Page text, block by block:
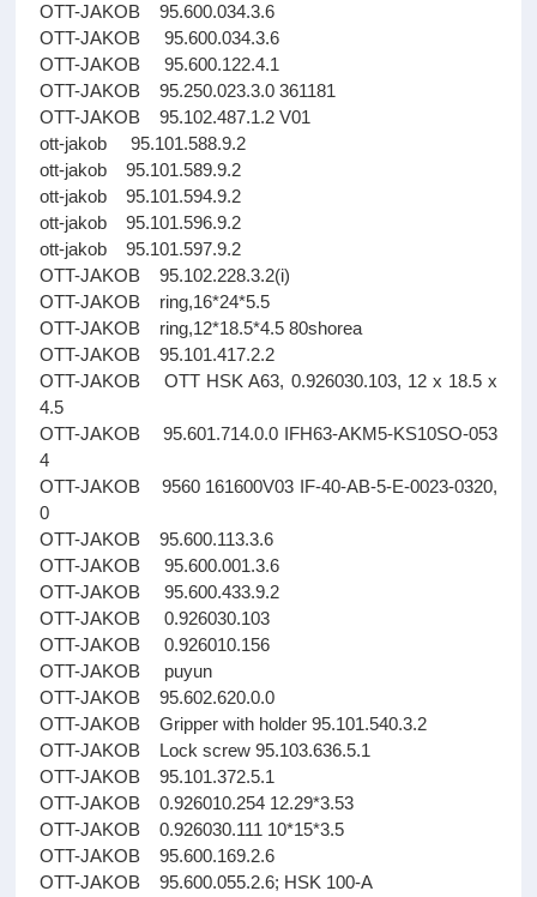
OTT-JAKOB 95.600.034.3.6
OTT-JAKOB 95.600.034.3.6
OTT-JAKOB 95.600.122.4.1
OTT-JAKOB 95.250.023.3.0 361181
OTT-JAKOB 95.102.487.1.2 V01
ott-jakob 95.101.588.9.2
ott-jakob 95.101.589.9.2
ott-jakob 95.101.594.9.2
ott-jakob 95.101.596.9.2
ott-jakob 95.101.597.9.2
OTT-JAKOB 95.102.228.3.2(i)
OTT-JAKOB ring,16*24*5.5
OTT-JAKOB ring,12*18.5*4.5 80shorea
OTT-JAKOB 95.101.417.2.2
OTT-JAKOB OTT HSK A63, 0.926030.103, 12 x 18.5 x
4.5
OTT-JAKOB 95.601.714.0.0 IFH63-AKM5-KS10SO-053
4
OTT-JAKOB 9560 161600V03 IF-40-AB-5-E-0023-0320,
0
OTT-JAKOB 95.600.113.3.6
OTT-JAKOB 95.600.001.3.6
OTT-JAKOB 95.600.433.9.2
OTT-JAKOB 0.926030.103
OTT-JAKOB 0.926010.156
OTT-JAKOB puyun
OTT-JAKOB 95.602.620.0.0
OTT-JAKOB Gripper with holder 95.101.540.3.2
OTT-JAKOB Lock screw 95.103.636.5.1
OTT-JAKOB 95.101.372.5.1
OTT-JAKOB 0.926010.254 12.29*3.53
OTT-JAKOB 0.926030.111 10*15*3.5
OTT-JAKOB 95.600.169.2.6
OTT-JAKOB 95.600.055.2.6; HSK 100-A